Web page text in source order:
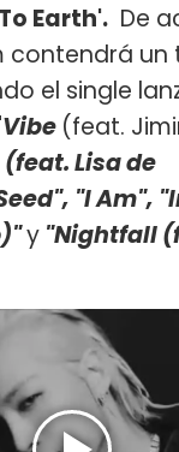
Earth'. De
contendrá un
el single
Vibe (feat.
Lisa de
"I Am",
y "Nightfall